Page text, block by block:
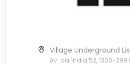
Village Underground
Av. da Índia 52, 1300-299